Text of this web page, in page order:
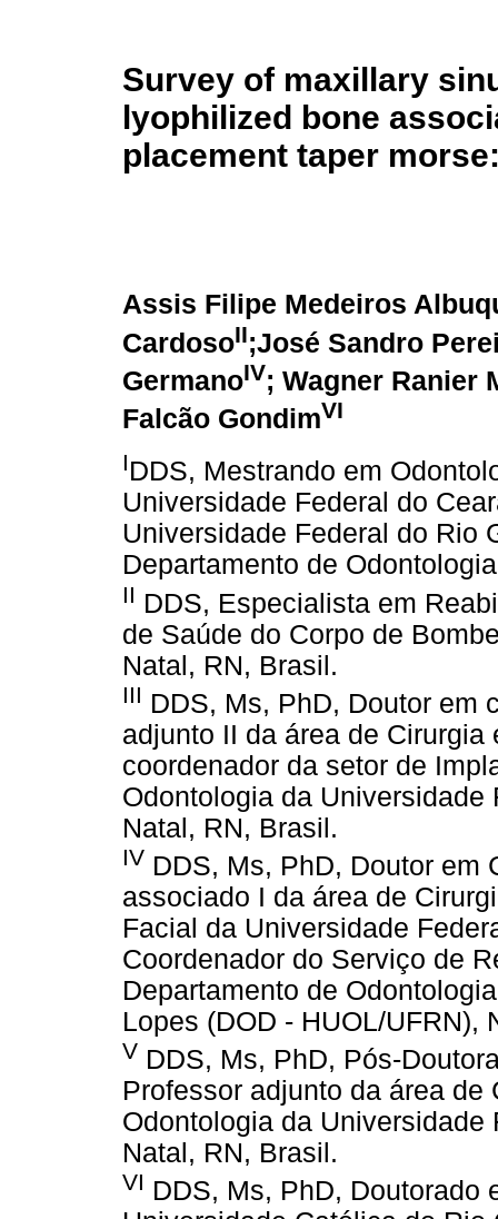
Survey of maxillary
lyophilized bone
placement taper
Assis Filipe Medeiros
CardosoII;José Sandro
GermanoIV; Wagner Ranier
Falcão GondimVI
IDDS, Mestrando em
Universidade Federal do
Universidade Federal do Rio
Departamento de
II DDS, Especialista em
de Saúde do Corpo de
Natal, RN, Brasil.
III DDS, Ms, PhD, Doutor em
adjunto II da área de
coordenador da setor de
Odontologia da Universidade
Natal, RN, Brasil.
IV DDS, Ms, PhD, Doutor em
associado I da área de
Facial da Universidade
Coordenador do Serviço de
Departamento de
Lopes (DOD - HUOL/UFRN),
V DDS, Ms, PhD, Pós-
Professor adjunto da área de
Odontologia da Universidade
Natal, RN, Brasil.
VI DDS, Ms, PhD, Doutorado